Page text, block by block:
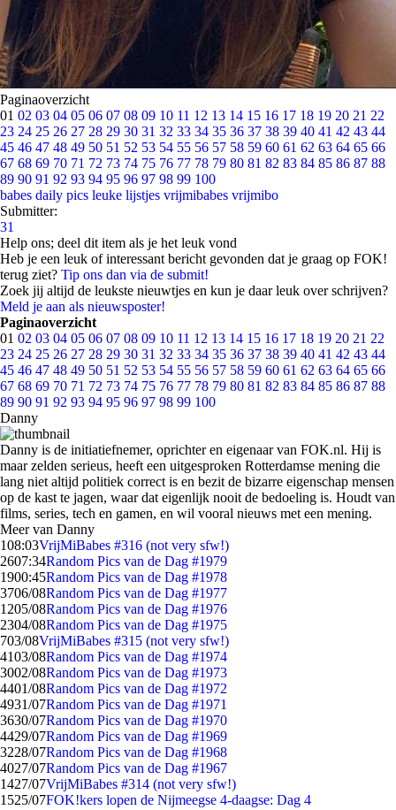
Paginaoverzicht
01 02 03 04 05 06 07 08 09 10 11 12 13 14 15 16 17 18 19 20 21 22
23 24 25 26 27 28 29 30 31 32 33 34 35 36 37 38 39 40 41 42 43 44
45 46 47 48 49 50 51 52 53 54 55 56 57 58 59 60 61 62 63 64 65 66
67 68 69 70 71 72 73 74 75 76 77 78 79 80 81 82 83 84 85 86 87 88
89 90 91 92 93 94 95 96 97 98 99 100
babes daily pics leuke lijstjes vrijmibabes vrijmibo
Submitter:
31
Help ons; deel dit item als je het leuk vond
Heb je een leuk of interessant bericht gevonden dat je graag op FOK!
terug ziet? Tip ons dan via de submit!
Zoek jij altijd de leukste nieuwtjes en kun je daar leuk over schrijven?
Meld je aan als nieuwsposter!
Paginaoverzicht
01 02 03 04 05 06 07 08 09 10 11 12 13 14 15 16 17 18 19 20 21 22
23 24 25 26 27 28 29 30 31 32 33 34 35 36 37 38 39 40 41 42 43 44
45 46 47 48 49 50 51 52 53 54 55 56 57 58 59 60 61 62 63 64 65 66
67 68 69 70 71 72 73 74 75 76 77 78 79 80 81 82 83 84 85 86 87 88
89 90 91 92 93 94 95 96 97 98 99 100
Danny
Danny is de initiatiefnemer, oprichter en eigenaar van FOK.nl. Hij is
maar zelden serieus, heeft een uitgesproken Rotterdamse mening die
lang niet altijd politiek correct is en bezit de bizarre eigenschap mensen
op de kast te jagen, waar dat eigenlijk nooit de bedoeling is. Houdt van
films, series, tech en gamen, en wil vooral nieuws met een mening.
Meer van Danny
108:03VrijMiBabes #316 (not very sfw!)
2607:34Random Pics van de Dag #1979
1900:45Random Pics van de Dag #1978
3706/08Random Pics van de Dag #1977
1205/08Random Pics van de Dag #1976
2304/08Random Pics van de Dag #1975
703/08VrijMiBabes #315 (not very sfw!)
4103/08Random Pics van de Dag #1974
3002/08Random Pics van de Dag #1973
4401/08Random Pics van de Dag #1972
4931/07Random Pics van de Dag #1971
3630/07Random Pics van de Dag #1970
4429/07Random Pics van de Dag #1969
3228/07Random Pics van de Dag #1968
4027/07Random Pics van de Dag #1967
1427/07VrijMiBabes #314 (not very sfw!)
1525/07FOK!kers lopen de Nijmeegse 4-daagse: Dag 4